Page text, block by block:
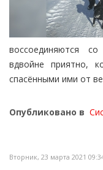
воссоединяются
вдвойне приятно,
спасёнными ими от
Опубликовано в
Вторник, 23 марта 2021